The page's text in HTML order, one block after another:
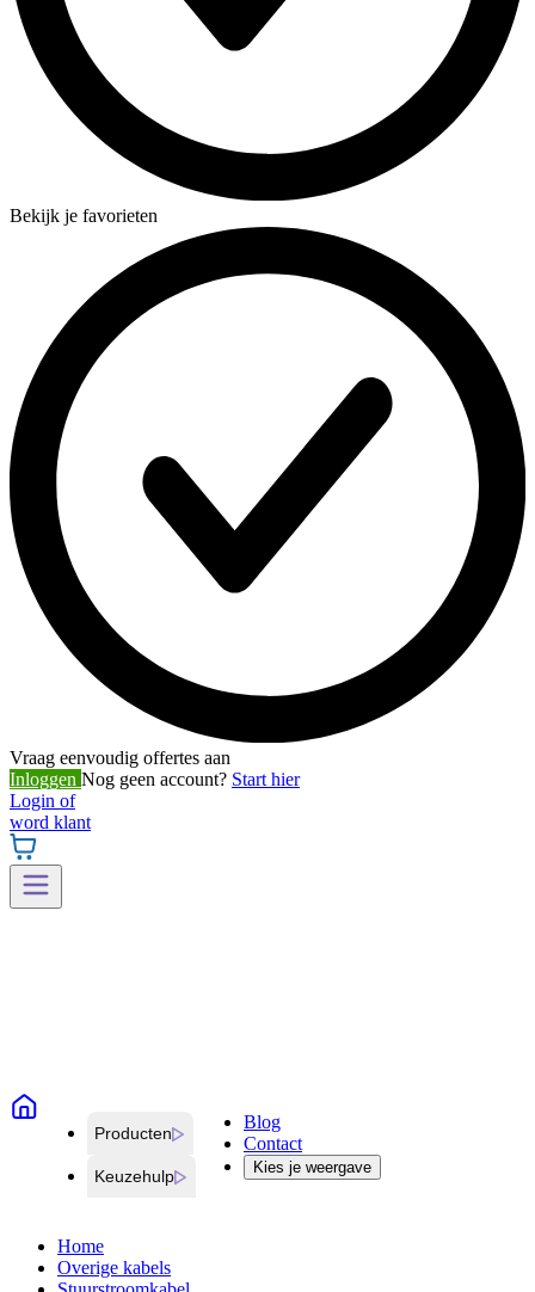
Bekijk je favorieten
Vraag eenvoudig offertes aan
Inloggen Nog geen account? Start hier
Login of
word klant
Producten
Keuzehulp
Blog
Contact
Kies je weergave
Home
Overige kabels